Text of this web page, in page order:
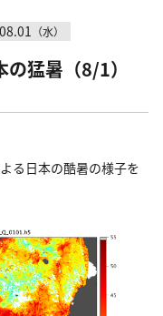
（水）
の猛暑（8/1）
る日本の酷暑の様子を